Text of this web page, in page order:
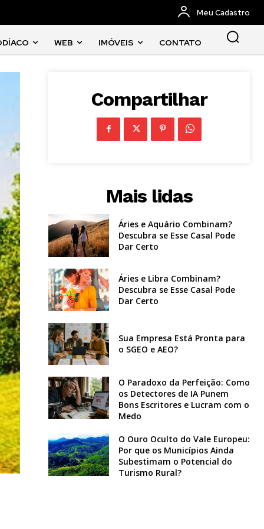
Meu Cadastro
WEB IMÓVEIS CONTATO
Compartilhar
Mais lidas
Áries e Aquário Combinam?
Descubra se Esse Casal Pode
Dar Certo
Áries e Libra Combinam?
Descubra se Esse Casal Pode
Dar Certo
Sua Empresa Está Pronta para
o SGEO e AEO?
O Paradoxo da Perfeição: Como
os Detectores de IA Punem
Bons Escritores e Lucram com o
Medo
O Ouro Oculto do Vale Europeu:
Por que os Municípios Ainda
Subestimam o Potencial do
Turismo Rural?